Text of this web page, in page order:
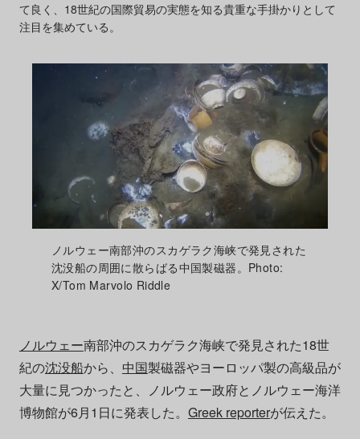
て良く、18世紀の国際貿易の実態を知る貴重な手掛かりとして
注目を集めている。
ノルウェー南部沖のスカゲラク海峡で発見された
沈没船の周囲に散らばる中国製磁器。Photo:
X/Tom Marvolo Riddle
ノルウェー南部沖のスカゲラク海峡で発見された18世
紀の沈没船から、 中国製磁器やヨーロッパ製の高級品が
大量に見つかったと、ノルウェー政府とノルウェー海洋
博物館が6月1日に発表した。 Greek reporterが伝えた。